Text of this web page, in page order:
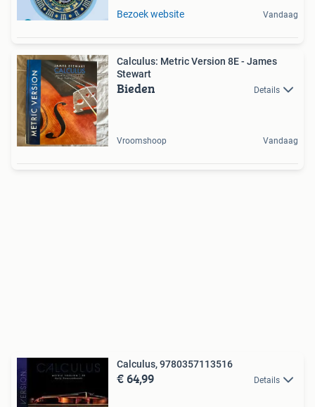
Bezoek website Vandaag
Calculus: Metric Version 8E - James
Stewart
Bieden Details
Vroomshoop Vandaag
Calculus, 9780357113516
€ 64,99 Details